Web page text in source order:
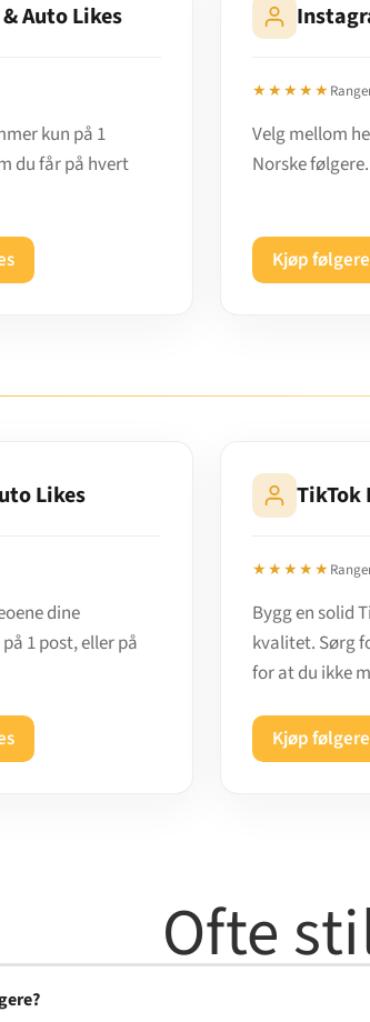
Auto Likes
kun på 1
du får på hvert
★★★★★
Velg mellom
Norske følgere.
Kjøp følgere
Likes
dine
1 post, eller på
TikTok
★★★★★
Bygg en solid
kvalitet. Sørg
for at du ikke
Kjøp følgere
Ofte